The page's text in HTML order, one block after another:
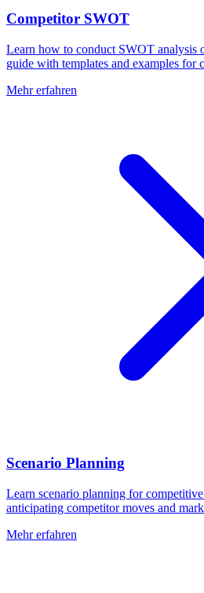
Competitor SWOT
Learn how to conduct SWOT analysis
guide with templates and examples for
Mehr erfahren
Scenario Planning
Learn scenario planning for
anticipating competitor moves and
Mehr erfahren